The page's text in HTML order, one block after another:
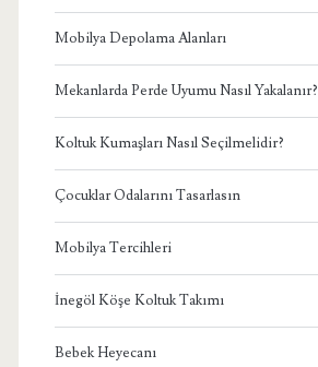
Mobilya Depolama Alanları
Mekanlarda Perde Uyumu Nasıl Yakalanır?
Koltuk Kumaşları Nasıl Seçilmelidir?
Çocuklar Odalarını Tasarlasın
Mobilya Tercihleri
İnegöl Köşe Koltuk Takımı
Bebek Heyecanı